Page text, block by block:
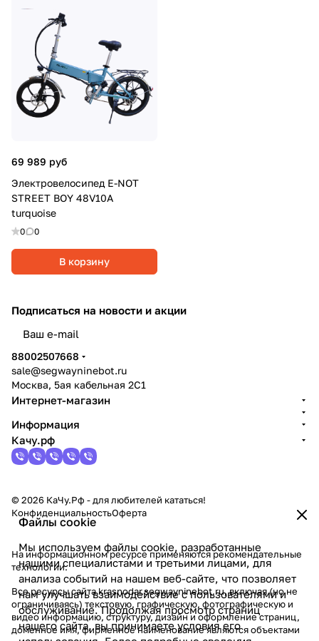
69 989 руб
Электровелосипед E-NOT
STREET BOY 48V10A
turquoise
0 0
В корзину
Файлы cookie
Мы используем файлы cookie, разработанные
нашими специалистами и третьими лицами, для
анализа событий на нашем веб-сайте, что позволяет
нам улучшать взаимодействие с пользователями и
обслуживание. Продолжая просмотр страниц
нашего сайта, вы принимаете условия его
Подписаться на новости и акции
88002507668
sale@segwayninebot.ru
Москва, 5ая кабельная 2С1
Интернет-магазин
Информация
Качу.рф
© 2026 КаЧу.Рф - для любителей кататься!
КонфиденциальностьОферта
На информационном ресурсе применяютсярекомендательные
технологии.
Все ресурсы сайта krasnodar.segwayninebot.ru, включая (но не
ограничиваясь) текстовую, графическую, фотографическую и
видео информацию, структуру, дизайн и оформление страниц,
доменное имя, фирменное наименование являются объектами